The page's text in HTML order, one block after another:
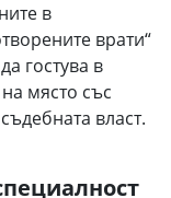
в
врати“
гостува в
място със
власт.